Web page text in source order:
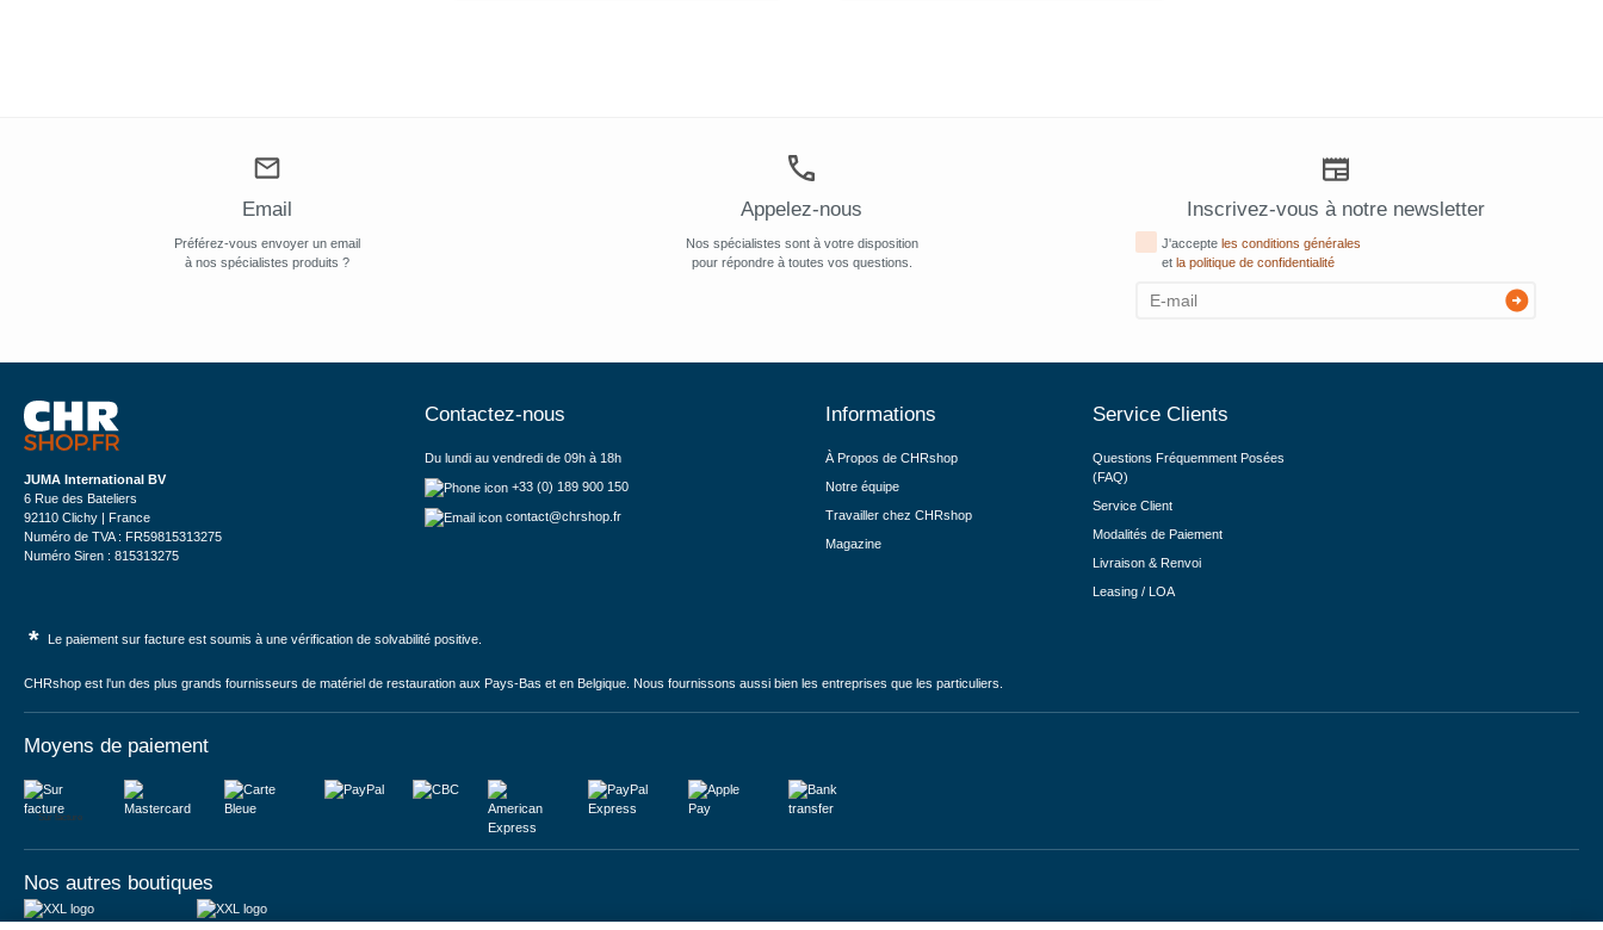
Email
Préférez-vous envoyer un email
à nos spécialistes produits ?
Appelez-nous
Nos spécialistes sont à votre disposition
pour répondre à toutes vos questions.
Inscrivez-vous à notre newsletter
J'accepteles conditions générales
etla politique de confidentialité
JUMA International BV
6 Rue des Bateliers
92110 Clichy | France
Numéro de TVA : FR59815313275
Numéro Siren : 815313275
Contactez-nous
Du lundi au vendredi de 09h à 18h
+33 (0) 189 900 150
contact@chrshop.fr
Informations
À Propos de CHRshop
Notre équipe
Travailler chez CHRshop
Magazine
Service Clients
Questions Fréquemment Posées
(FAQ)
Service Client
Modalités de Paiement
Livraison & Renvoi
Leasing / LOA
* Le paiement sur facture est soumis à une vérification de solvabilité positive.
CHRshop est l'un des plus grands fournisseurs de matériel de restauration aux Pays-Bas et en Belgique. Nous fournissons aussi bien les entreprises que les particuliers.
Moyens de paiement
Sur facture
Nos autres boutiques